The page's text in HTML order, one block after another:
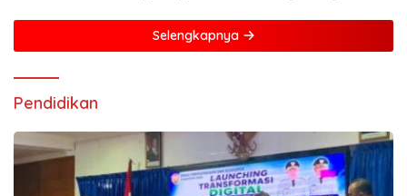
Selengkapnya
Pendidikan